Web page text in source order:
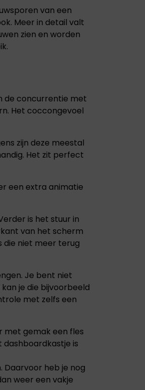
functionaliteit en
rijplezier.
van een
Meer in detail valt
zien en worden
de concurrentie met
Het coccongevoel
zijn deze meestal
Het zit perfect
een extra animatie
is het stuur in
van het scherm
die niet meer terug
Je bent niet
je die bijvoorbeeld
met zelfs een
met gemak een fles
is
Daarvoor heb je nog
weer een vakje